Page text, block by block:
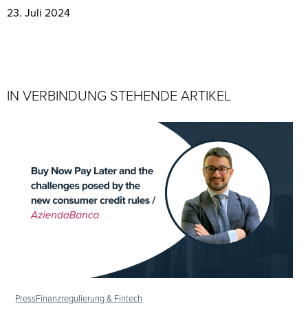
23. Juli 2024
IN VERBINDUNG STEHENDE ARTIKEL
PressFinanzregulierung & Fintech